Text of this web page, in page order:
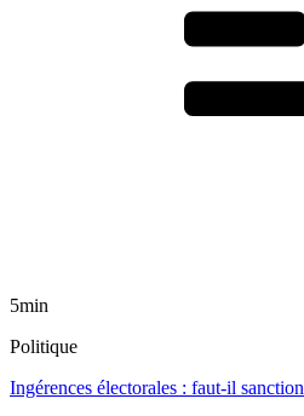
5min
Politique
Ingérences électorales : faut-il